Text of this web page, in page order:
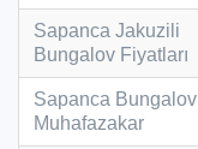
Sapanca Jakuzili
Bungalov Fiyatları
Sapanca Bungalov
Muhafazakar